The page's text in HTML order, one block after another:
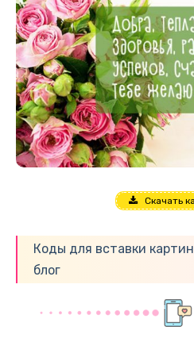
Скачать
Коды для вставки
блог